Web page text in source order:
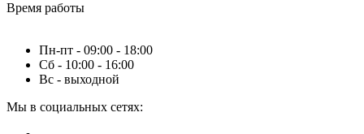
Время работы
Пн-пт - 09:00 - 18:00
Сб - 10:00 - 16:00
Вс - выходной
Мы в социальных сетях: